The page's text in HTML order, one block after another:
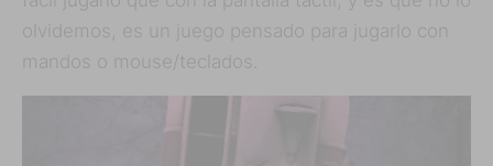
olvidemos, es un juego pensado para jugarlo con
mandos o mouse/teclados.